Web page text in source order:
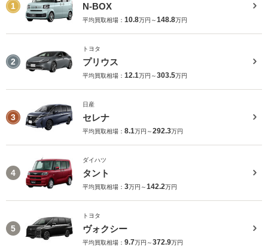
1 N-BOX
平均買取相場： 10.8万円～148.8万円
2
トヨタ
プリウス
平均買取相場： 12.1万円～303.5万円
3
日産
セレナ
平均買取相場： 8.1万円～292.3万円
4
ダイハツ
タント
平均買取相場： 3万円～142.2万円
5
トヨタ
ヴォクシー
平均買取相場： 9.7万円～372.9万円